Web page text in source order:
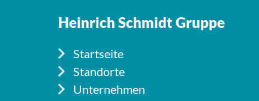
Heinrich Schmidt Gruppe
Startseite
Standorte
Unternehmen